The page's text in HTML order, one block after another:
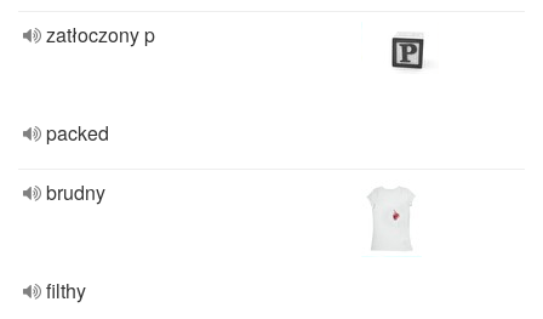
zatłoczony p
packed
brudny
filthy